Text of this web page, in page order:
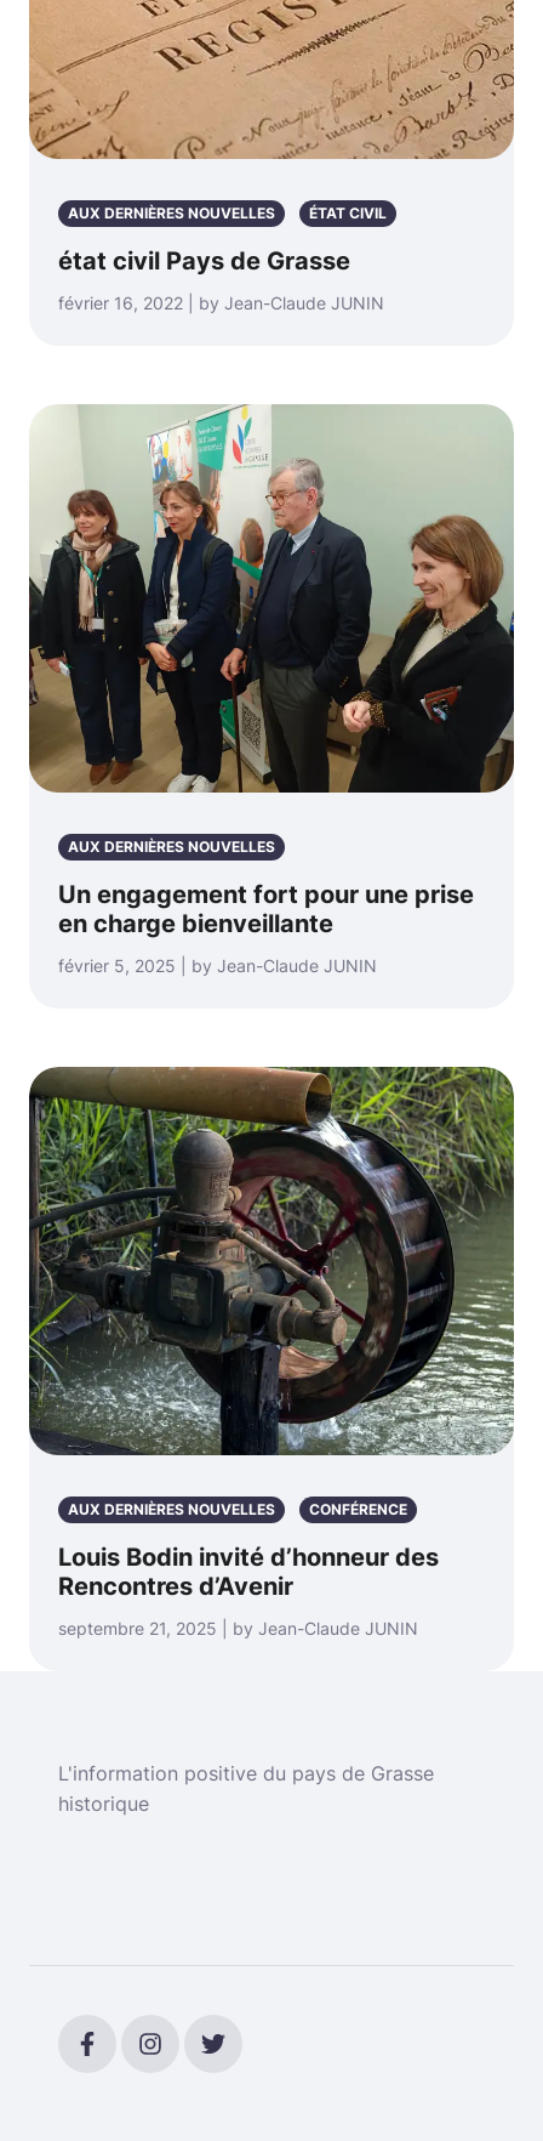
AUX DERNIÈRES NOUVELLES ÉTAT CIVIL
état civil Pays de Grasse
février 16, 2022 | by Jean-Claude JUNIN
AUX DERNIÈRES NOUVELLES
Un engagement fort pour une prise
en charge bienveillante
février 5, 2025 | by Jean-Claude JUNIN
AUX DERNIÈRES NOUVELLES CONFÉRENCE
Louis Bodin invité d’honneur des
Rencontres d’Avenir
septembre 21, 2025 | by Jean-Claude JUNIN
L'information positive du pays de Grasse
historique